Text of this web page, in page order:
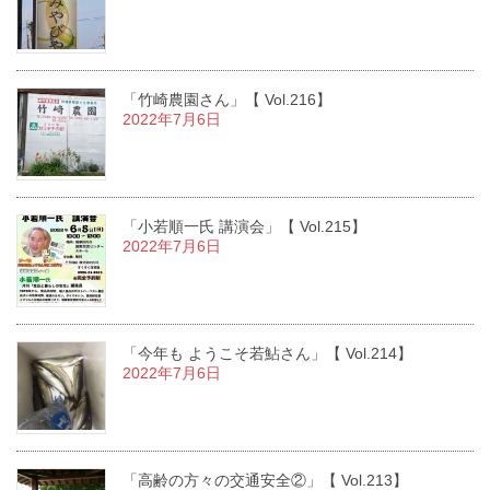
「竹崎農園さん」【 Vol.216】
2022年7月6日
「小若順一氏 講演会」【 Vol.215】
2022年7月6日
「今年も ようこそ若鮎さん」【 Vol.214】
2022年7月6日
「高齢の方々の交通安全②」【 Vol.213】